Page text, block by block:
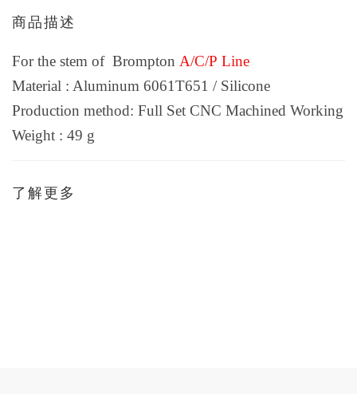
商品描述
For the stem of Brompton A/C/P Line
Material : Aluminum 6061T651 / Silicone
Production method: Full Set CNC Machined Working
Weight : 49 g
了解更多